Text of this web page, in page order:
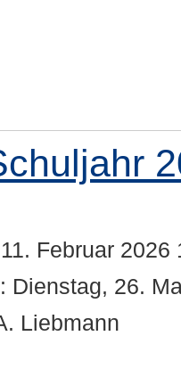
Februar 2026
Dienstag, 26.
Liebmann